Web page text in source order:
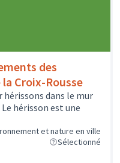
des
Croix-Rousse
hérissons dans le mur
hérisson est une
et nature en ville
Sélectionné